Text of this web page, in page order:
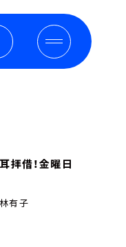
拝借！金曜日
有子